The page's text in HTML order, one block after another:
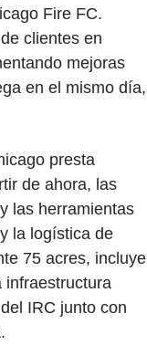
Fire FC.
clientes en
mejoras
en el mismo día,
presta
de ahora, las
las herramientas
la logística de
75 acres, incluye
infraestructura
IRC junto con